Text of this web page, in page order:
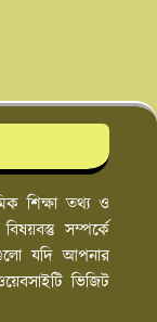
শিক্ষা তথ্য ও
সম্পর্কে
যদি আপনার
ভিজিট